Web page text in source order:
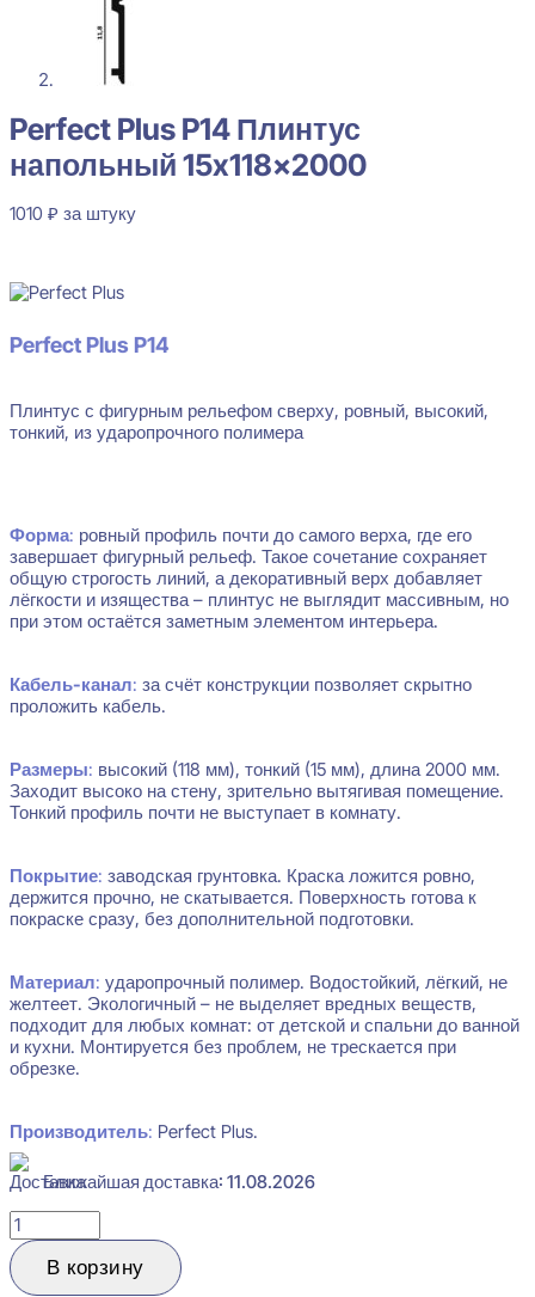
Perfect Plus P14 Плинтус
напольный 15x118x2000
1010 ₽ за штуку
Perfect Plus P14
Плинтус с фигурным рельефом сверху, ровный, высокий,
тонкий, из ударопрочного полимера
Форма: ровный профиль почти до самого верха, где его
завершает фигурный рельеф. Такое сочетание сохраняет
общую строгость линий, а декоративный верх добавляет
лёгкости и изящества – плинтус не выглядит массивным, но
при этом остаётся заметным элементом интерьера.
Кабель-канал: за счёт конструкции позволяет скрытно
проложить кабель.
Размеры: высокий (118 мм), тонкий (15 мм), длина 2000 мм.
Заходит высоко на стену, зрительно вытягивая помещение.
Тонкий профиль почти не выступает в комнату.
Покрытие: заводская грунтовка. Краска ложится ровно,
держится прочно, не скатывается. Поверхность готова к
покраске сразу, без дополнительной подготовки.
Материал: ударопрочный полимер. Водостойкий, лёгкий, не
желтеет. Экологичный – не выделяет вредных веществ,
подходит для любых комнат: от детской и спальни до ванной
и кухни. Монтируется без проблем, не трескается при
обрезке.
Производитель: Perfect Plus.
Ближайшая доставка: 11.08.2026
Количество
товара
Perfect
Plus
В корзину